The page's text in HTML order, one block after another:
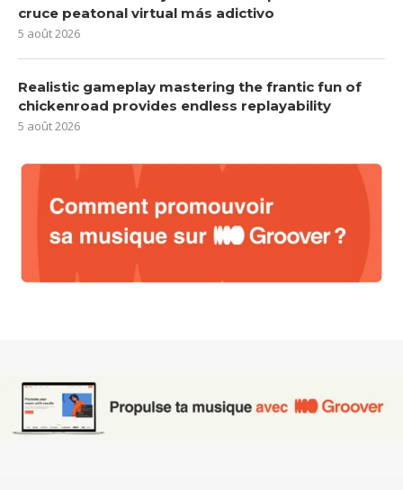
cruce peatonal virtual más adictivo
5 août 2026
Realistic gameplay mastering the frantic fun of
chickenroad provides endless replayability
5 août 2026